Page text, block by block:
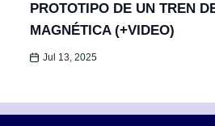
PROTOTIPO DE UN TREN
MAGNÉTICA (+VIDEO)
Jul 13, 2025